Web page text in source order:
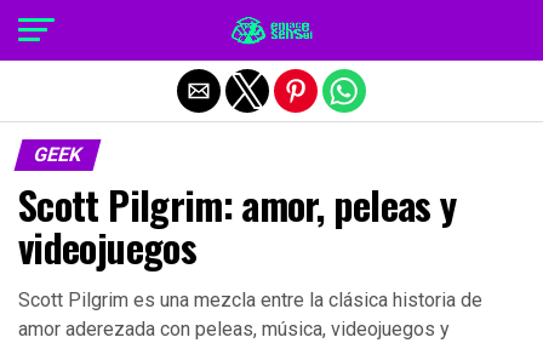
GEEK
Scott Pilgrim: amor, peleas y
videojuegos
Scott Pilgrim es una mezcla entre la clásica historia de
amor aderezada con peleas, música, videojuegos y
Salir de la versión móvil